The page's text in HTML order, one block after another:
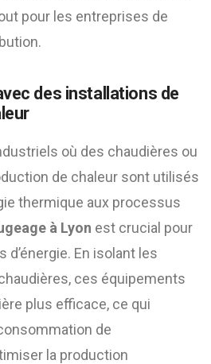
pour les entreprises de
des installations de
où des chaudières ou
de chaleur sont utilisés
thermique aux processus
à Lyon est crucial pour
En isolant les
ces équipements
plus efficace, ce qui
de
la production